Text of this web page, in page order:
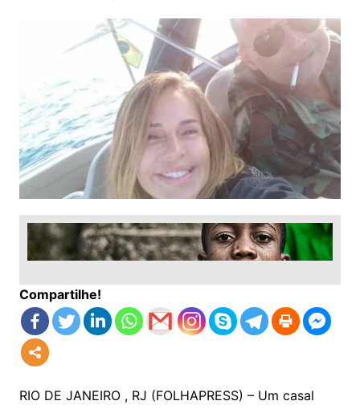
Compartilhe!
RIO DE JANEIRO , RJ (FOLHAPRESS) – Um casal